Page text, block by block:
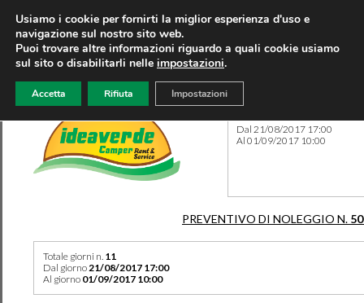
Dal 21/08/2017 17:00
Al 01/09/2017 10:00
PREVENTIVO DI NOLEGGIO N.
Totale giorni n. 11
Dal giorno21/08/2017 17:00
Al giorno 01/09/2017 10:00
Usiamo i cookie per fornirti la miglior esperienza d'uso e
navigazione sul nostro sito web.
Puoi trovare altre informazioni riguardo a quali cookie usiamo
sul sito o disabilitarli nelle impostazioni.
Accetta Rifiuta Impostazioni